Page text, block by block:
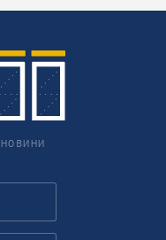
НОВИНИ